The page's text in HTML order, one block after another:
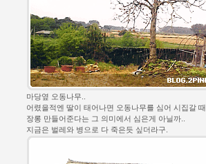
마당옆 오동나무..
어렸을적엔 딸이 태어나면 오동나무를 심어 시집갈 때
장롱 만들어준다는 그 의미에서 심은게 아닐까..
지금은 벌레와 병으로 다 죽은듯 싶더라구.